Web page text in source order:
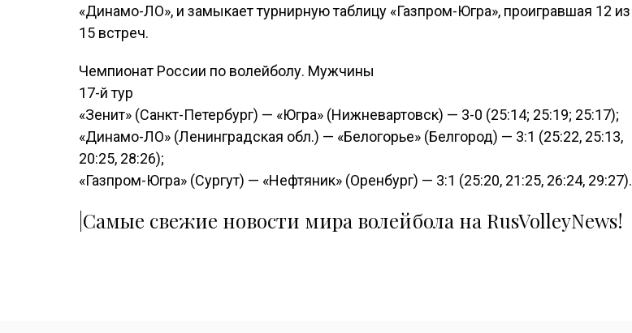
«Динамо-ЛО», и замыкает турнирную таблицу «Газпром-Югра», проигравшая 12 из
15 встреч.
Чемпионат России по волейболу. Мужчины
17-й тур
«Зенит» (Санкт-Петербург) — «Югра» (Нижневартовск) — 3-0 (25:14; 25:19; 25:17);
«Динамо-ЛО» (Ленинградская обл.) — «Белогорье» (Белгород) — 3:1 (25:22, 25:13,
20:25, 28:26);
«Газпром-Югра» (Сургут) — «Нефтяник» (Оренбург) — 3:1 (25:20, 21:25, 26:24, 29:27).
|Самые свежие новости мира волейбола на RusVolleyNews!